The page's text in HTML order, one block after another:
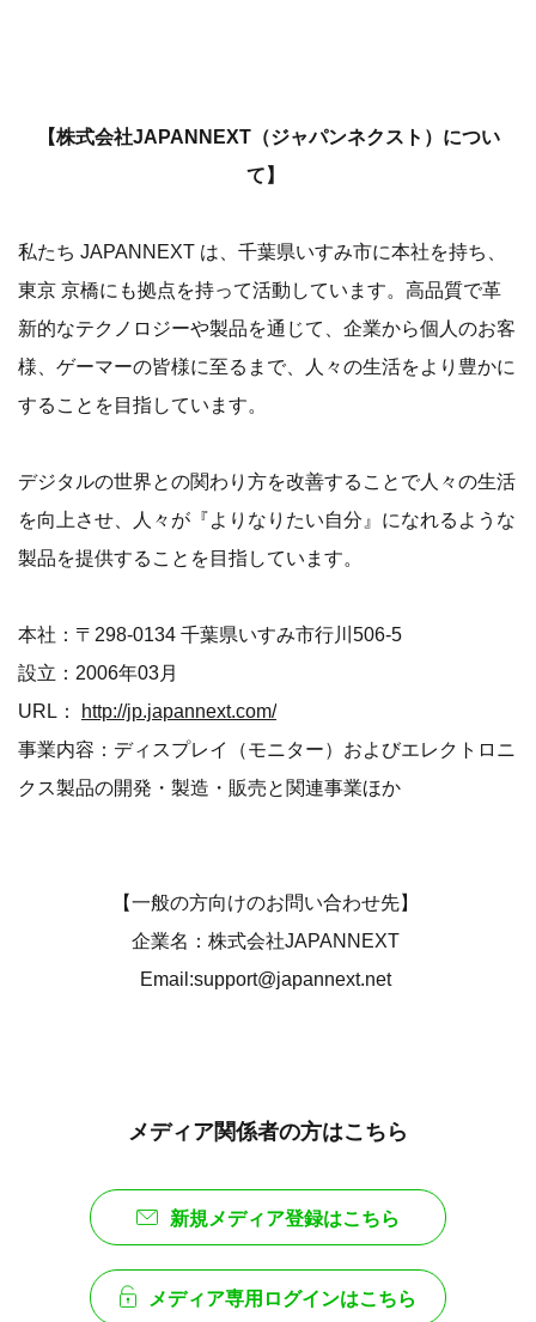
【株式会社JAPANNEXT（ジャパンネクスト）につい
て】
私たち JAPANNEXT は、千葉県いすみ市に本社を持ち、
東京 京橋にも拠点を持って活動しています。高品質で革
新的なテクノロジーや製品を通じて、企業から個人のお客
様、ゲーマーの皆様に至るまで、人々の生活をより豊かに
することを目指しています。
デジタルの世界との関わり方を改善することで人々の生活
を向上させ、人々が『よりなりたい自分』になれるような
製品を提供することを目指しています。
本社：〒298-0134 千葉県いすみ市行川506-5
設立：2006年03月
URL：
http://jp.japannext.com/
事業内容：ディスプレイ（モニター）およびエレクトロニ
クス製品の開発・製造・販売と関連事業ほか
【一般の方向けのお問い合わせ先】
企業名：株式会社JAPANNEXT
Email:support@japannext.net
メディア関係者の方はこちら
新規メディア登録はこちら
メディア専用ログインはこちら